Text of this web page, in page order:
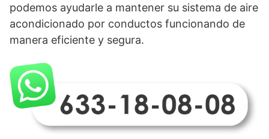
podemos ayudarle a mantener su sistema de aire
acondicionado por conductos funcionando de
manera eficiente y segura.